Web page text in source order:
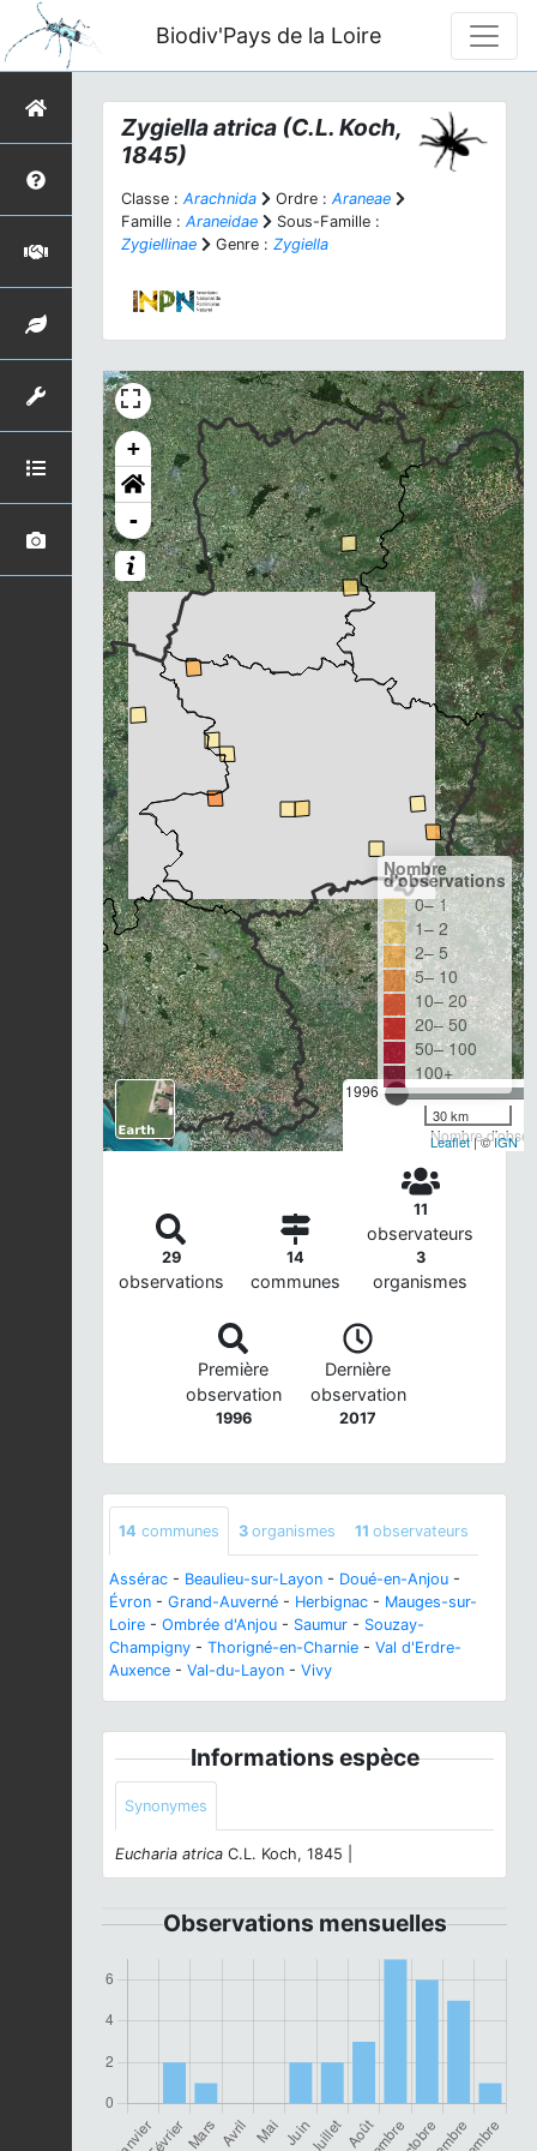
Biodiv'Pays de la Loire
Zygiella atrica (C.L. Koch,
1845)
Classe : Arachnida Ordre : Araneae
Famille : Araneidae
Sous-Famille :
Zygiellinae
Genre : Zygiella
+
-
1996
Nombre
Nombre
d'observations
0– 1
1– 2
2– 5
5– 10
10– 20
20– 50
50– 100
100+
30 km
Leaflet| ©IGN
29
observations
14
communes
11
observateurs
3
organismes
Première
observation
1996
Dernière
observation
2017
14 communes 3 organismes 11 observateurs
Assérac - Beaulieu-sur-Layon - Doué-en-Anjou -
Évron - Grand-Auverné - Herbignac - Mauges-sur-
Loire - Ombrée d'Anjou - Saumur - Souzay-
Champigny - Thorigné-en-Charnie - Val d'Erdre-
Auxence - Val-du-Layon - Vivy
Informations espèce
Synonymes
Eucharia atrica C.L. Koch, 1845 |
Observations mensuelles